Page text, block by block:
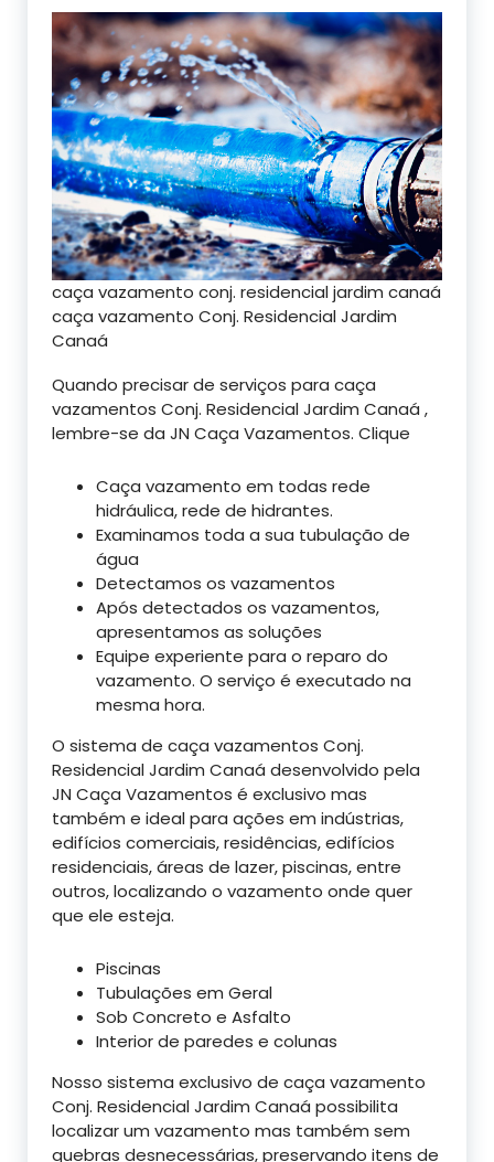
caça vazamento conj. residencial jardim canaá
caça vazamento Conj. Residencial Jardim
Canaá
Quando precisar de serviços para caça
vazamentos Conj. Residencial Jardim Canaá ,
lembre-se da JN Caça Vazamentos. Clique
Caça vazamento em todas rede
hidráulica, rede de hidrantes.
Examinamos toda a sua tubulação de
água
Detectamos os vazamentos
Após detectados os vazamentos,
apresentamos as soluções
Equipe experiente para o reparo do
vazamento. O serviço é executado na
mesma hora.
O sistema de caça vazamentos Conj.
Residencial Jardim Canaá desenvolvido pela
JN Caça Vazamentos é exclusivo mas
também e ideal para ações em indústrias,
edifícios comerciais, residências, edifícios
residenciais, áreas de lazer, piscinas, entre
outros, localizando o vazamento onde quer
que ele esteja.
Piscinas
Tubulações em Geral
Sob Concreto e Asfalto
Interior de paredes e colunas
Nosso sistema exclusivo de caça vazamento
Conj. Residencial Jardim Canaá possibilita
localizar um vazamento mas também sem
quebras desnecessárias, preservando itens de